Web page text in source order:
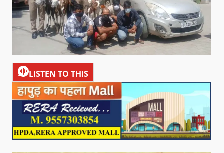
LISTEN TO THIS